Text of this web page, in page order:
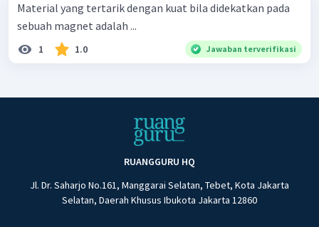
Material yang tertarik dengan kuat bila didekatkan pada
sebuah magnet adalah ...
1 1.0 Jawaban terverifikasi
RUANGGURU HQ
Jl. Dr. Saharjo No.161, Manggarai Selatan, Tebet, Kota Jakarta
Selatan, Daerah Khusus Ibukota Jakarta 12860